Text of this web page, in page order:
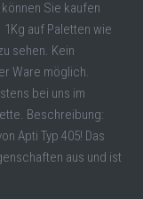
Sie kaufen
1Kg auf Paletten wie
sehen. Kein
Ware möglich.
bei uns im
Beschreibung:
Apti Typ 405! Das
aus und ist